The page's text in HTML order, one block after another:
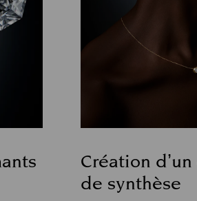
Création
de synthèse